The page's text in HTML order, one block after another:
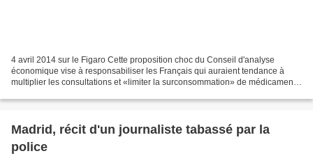
4 avril 2014 sur le Figaro Cette proposition choc du Conseil d'analyse
économique vise à responsabiliser les Français qui auraient tendance à
multiplier les consultations et «limiter la surconsommation» de médicaments.
Madrid, récit d'un journaliste tabassé par la
police